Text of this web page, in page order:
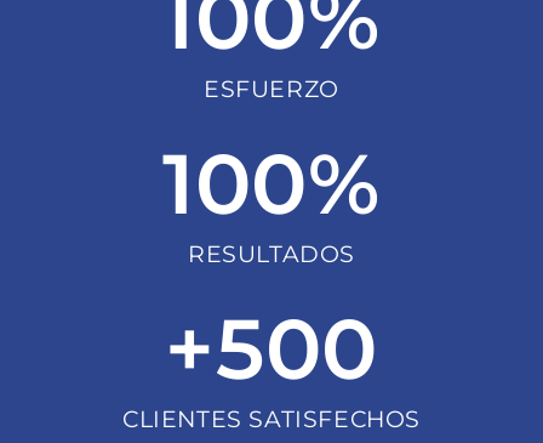
ESFUERZO
RESULTADOS
100%
CLIENTES SATISFECHOS
+500